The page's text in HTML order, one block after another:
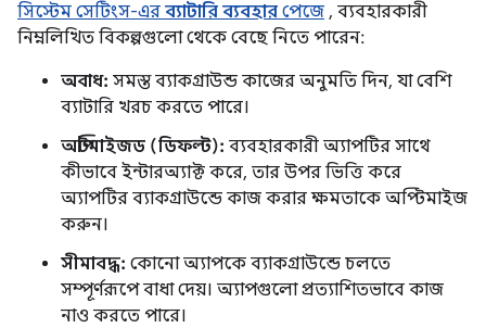
সিস্টেম সেটিংস-এর ব্যাটারি ব্যবহার পেজে , ব্যবহারকারী
নিম্নলিখিত বিকল্পগুলো থেকে বেছে নিতে পারেন:
অবাধ: সমস্ত ব্যাকগ্রাউন্ড কাজের অনুমতি দিন, যা বেশি
ব্যাটারি খরচ করতে পারে।
অপ্টিমাইজড (ডিফল্ট): ব্যবহারকারী অ্যাপটির সাথে
কীভাবে ইন্টারঅ্যাক্ট করে, তার উপর ভিত্তি করে
অ্যাপটির ব্যাকগ্রাউন্ডে কাজ করার ক্ষমতাকে অপ্টিমাইজ
করুন।
সীমাবদ্ধ: কোনো অ্যাপকে ব্যাকগ্রাউন্ডে চলতে
সম্পূর্ণরূপে বাধা দেয়। অ্যাপগুলো প্রত্যাশিতভাবে কাজ
নাও করতে পারে।